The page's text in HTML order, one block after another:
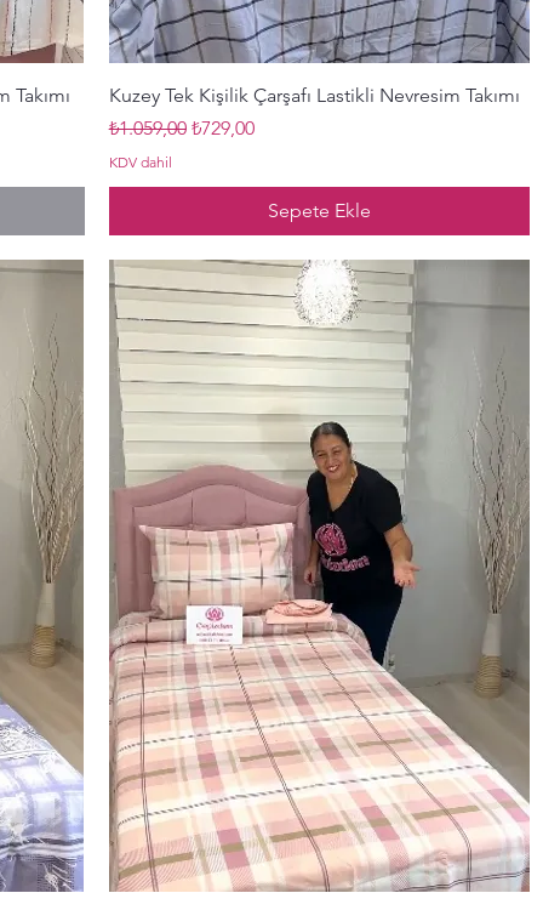
Hızlı Bakış
Kuzey Tek Kişilik Çarşafı Lastikli Nevresim Takımı
Normal Fiyat
₺1.059,00 İndirimli Fiyat
₺729,00
KDV dahil
Sepete Ekle